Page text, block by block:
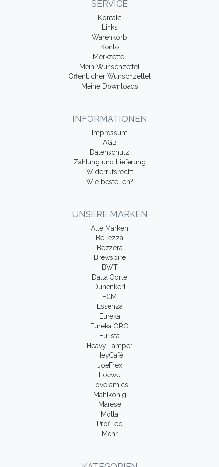
SERVICE
Kontakt
Links
Warenkorb
Konto
Merkzettel
Mein Wunschzettel
Öffentlicher Wunschzettel
Meine Downloads
INFORMATIONEN
Impressum
AGB
Datenschutz
Zahlung und Lieferung
Widerrufsrecht
Wie bestellen?
UNSERE MARKEN
Alle Marken
Bellezza
Bezzera
Brewspire
BWT
Dalla Corte
Dünenkerl
ECM
Essenza
Eureka
Eureka ORO
Eurista
Heavy Tamper
HeyCafé
JoeFrex
Loewe
Loveramics
Mahlkönig
Marese
Motta
ProfiTec
Mehr